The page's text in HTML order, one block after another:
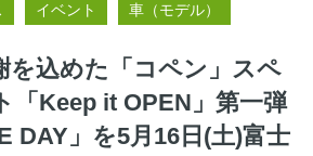
イベント 車（モデル）
を込めた「コペン」スペ
「Keep it OPEN」第一弾
DAY」を5月16日(土)富士